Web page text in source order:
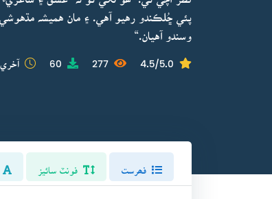
پئي ڇُلڪندو رهيو آهي. ۽ مان هميشہ
وسندو آهيان.“
4.5/5.0
277
60 آخري
فونٽ سائيز